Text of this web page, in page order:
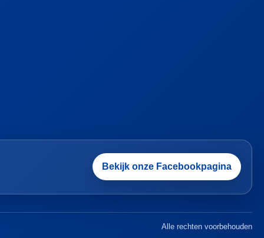
Bekijk onze Facebookpagina
Alle rechten voorbehouden